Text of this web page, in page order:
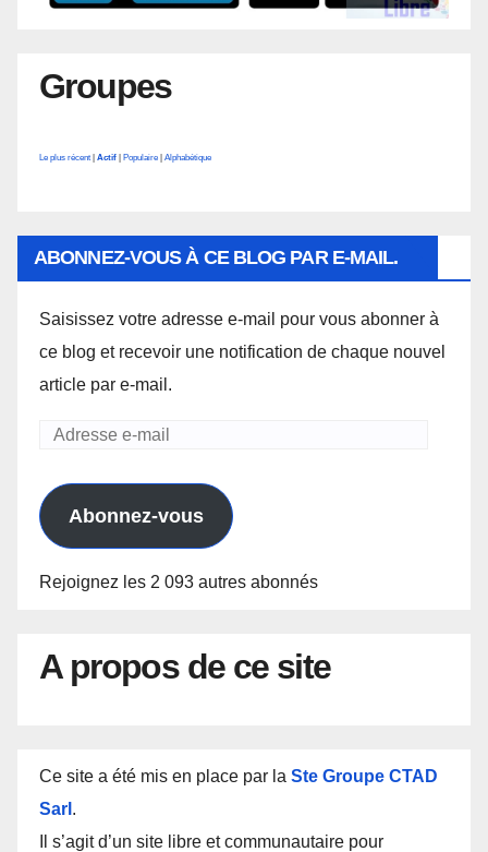
Groupes
Le plus récent Actif Populaire Alphabétique
ABONNEZ-VOUS À CE BLOG PAR E-MAIL.
Saisissez votre adresse e-mail pour vous abonner à
ce blog et recevoir une notification de chaque nouvel
article par e-mail.
Adresse
mail
Abonnez-vous
Rejoignez les 2 093 autres abonnés
A propos de ce site
Ce site a été mis en place par la Ste Groupe CTAD
Sarl .
Il s’agit d’un site libre et communautaire pour